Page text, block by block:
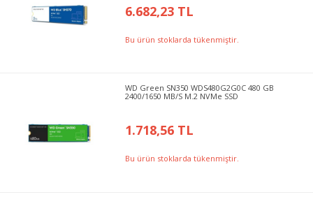
6.682,23 TL
Bu ürün stoklarda tükenmiştir.
WD Green SN350 WDS480G2G0C 480 GB
2400/1650 MB/S M.2 NVMe SSD
1.718,56 TL
Bu ürün stoklarda tükenmiştir.